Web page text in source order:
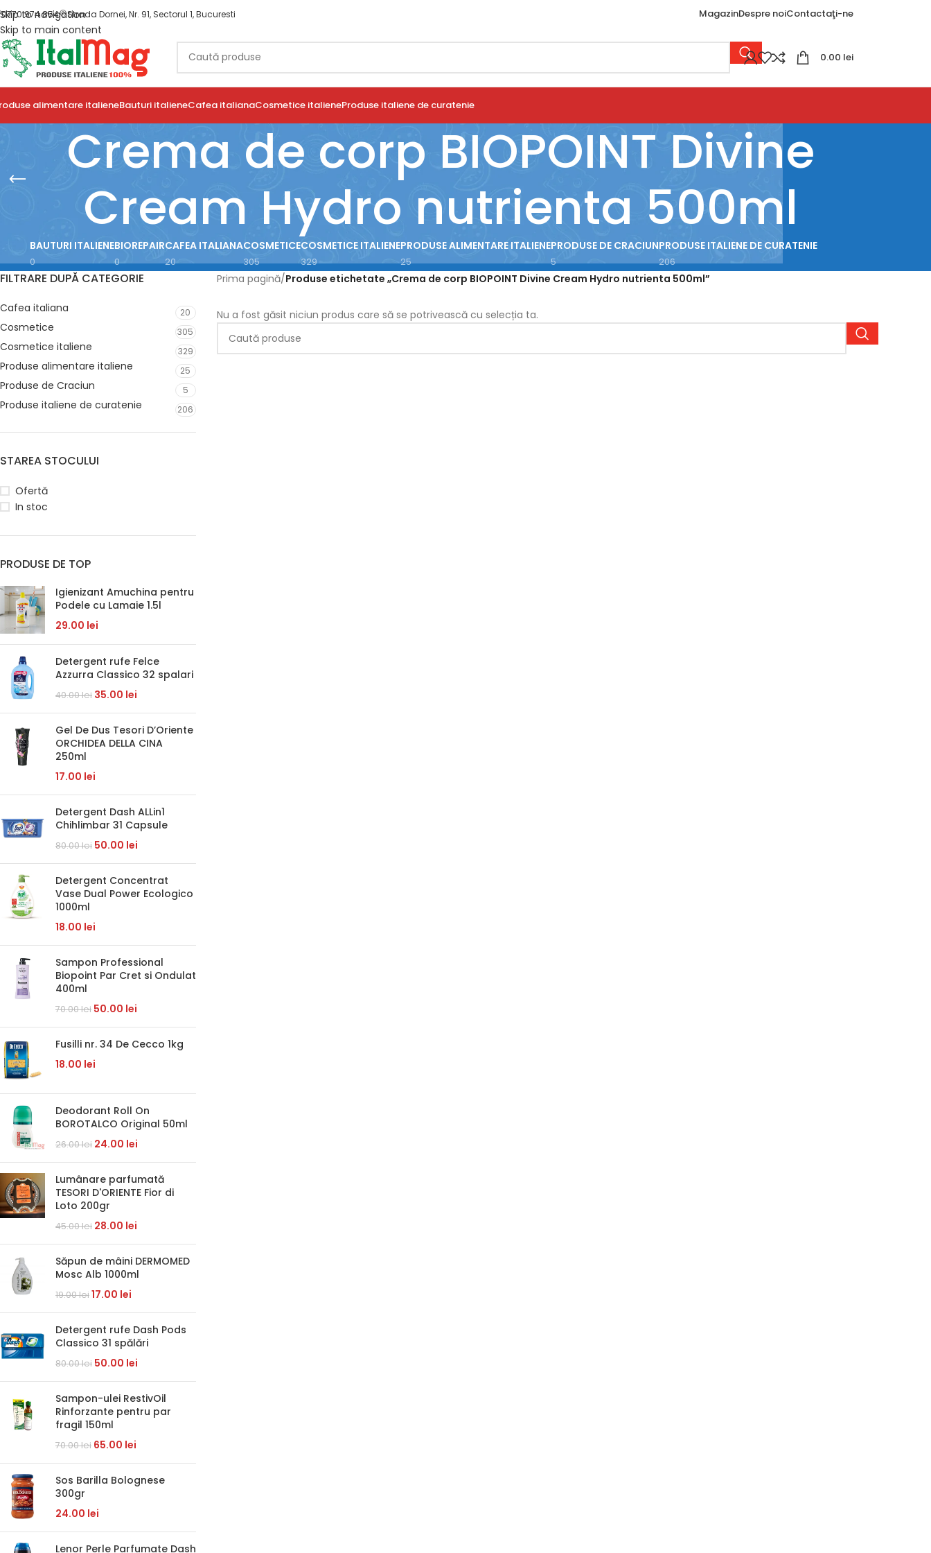
Skip to navigation
Skip to main content
0770 974 854 Strada Dornei, Nr. 91, Sectorul 1, Bucuresti MagazinDespre noiContactaţi-ne
0.00 lei
alimentare italieneBauturi italieneCafea italianaCosmetice italieneProduse italiene de curatenie
Crema de corp BIOPOINT Divine
Cream Hydro nutrienta 500ml
BAUTURI ITALIENE
0
BIOREPAIR
0
CAFEA ITALIANA
20
COSMETICE
305
COSMETICE ITALIENE
329
PRODUSE ALIMENTARE ITALIENE
25
PRODUSE DE CRACIUN
5
PRODUSE ITALIENE DE CURATENIE
206
FILTRARE DUPĂ CATEGORIE
Cafea italiana 20
Cosmetice 305
Cosmetice italiene 329
Produse alimentare italiene 25
Produse de Craciun 5
Produse italiene de curatenie 206
STAREA STOCULUI
Ofertă
In stoc
PRODUSE DE TOP
Igienizant Amuchina pentru
Podele cu Lamaie 1.5l
29.00 lei
Detergent rufe Felce
Azzurra Classico 32 spalari
40.00lei 35.00 lei
Gel De Dus Tesori D’Oriente
ORCHIDEA DELLA CINA
250ml
17.00 lei
Detergent Dash ALLin1
Chihlimbar 31 Capsule
80.00lei 50.00 lei
Detergent Concentrat
Vase Dual Power Ecologico
1000ml
18.00 lei
Sampon Professional
Biopoint Par Cret si Ondulat
400ml
70.00lei 50.00 lei
Fusilli nr. 34 De Cecco 1kg
18.00 lei
Deodorant Roll On
BOROTALCO Original 50ml
26.00lei 24.00 lei
Lumânare parfumată
TESORI D'ORIENTE Fior di
Loto 200gr
45.00lei 28.00 lei
Săpun de mâini DERMOMED
Mosc Alb 1000ml
19.00lei17.00 lei
Detergent rufe Dash Pods
Classico 31 spălări
80.00lei 50.00 lei
Sampon-ulei RestivOil
Rinforzante pentru par
fragil 150ml
70.00lei 65.00 lei
Sos Barilla Bolognese
300gr
24.00 lei
Lenor Perle Parfumate Dash
Prima pagină/Produse etichetate „Crema de corp BIOPOINT Divine Cream Hydro nutrienta 500ml”
Nu a fost găsit niciun produs care să se potrivească cu selecția ta.